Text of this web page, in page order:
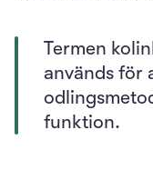
Termen
används för
funktion.